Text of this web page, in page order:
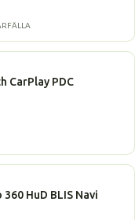
CarPlay PDC
HuD BLIS Navi